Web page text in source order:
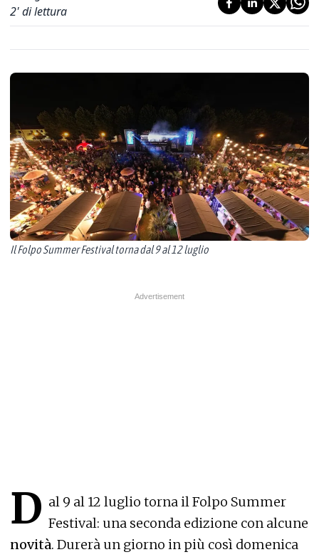
2' di lettura
Il Folpo Summer Festival torna dal 9 al 12 luglio
D al 9 al 12 luglio torna il Folpo Summer
Festival: una seconda edizione con alcune
novità. Durerà un giorno in più così domenica